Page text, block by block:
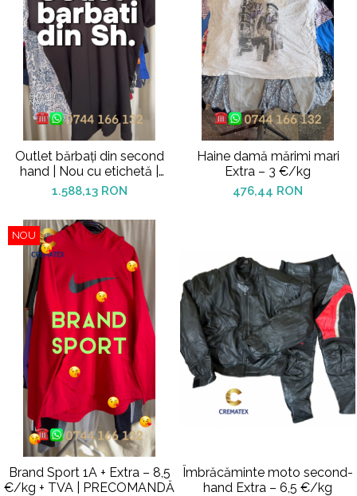
Outlet bărbați din second
hand | Nou cu etichetă |
12.5€/kg
1.588,13 RON
Haine damă mărimi mari
Extra – 3 €/kg
476,44 RON
NOU
Brand Sport 1A + Extra – 8,5
€/kg + TVA | PRECOMANDĂ
Îmbrăcăminte moto second-
hand Extra – 6,5 €/kg